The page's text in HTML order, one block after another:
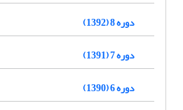
دوره 8 (1392)
دوره 7 (1391)
دوره 6 (1390)